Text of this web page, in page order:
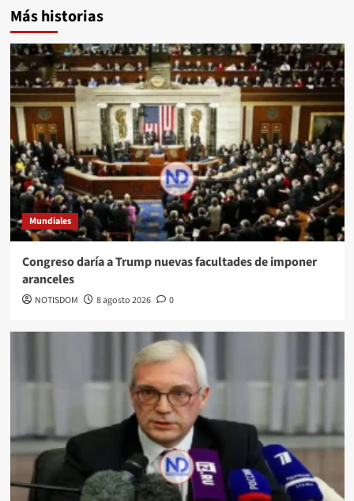
Más historias
Mundiales
Congreso daría a Trump nuevas facultades de imponer
aranceles
NOTISDOM 8 agosto 2026 0